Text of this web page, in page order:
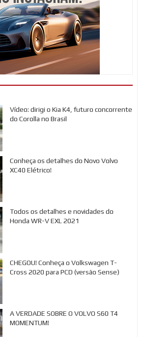
Vídeo: dirigi o Kia K4, futuro concorrente
do Corolla no Brasil
Conheça os detalhes do Novo Volvo
XC40 Elétrico!
Todos os detalhes e novidades do
Honda WR-V EXL 2021
CHEGOU! Conheça o Volkswagen T-
Cross 2020 para PCD (versão Sense)
A VERDADE SOBRE O VOLVO S60 T4
MOMENTUM!